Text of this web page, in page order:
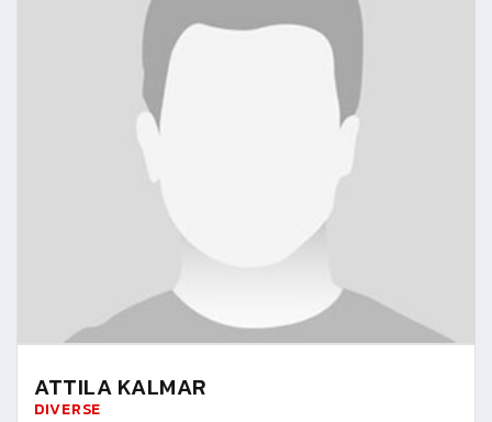
ATTILA KALMAR
DIVERSE